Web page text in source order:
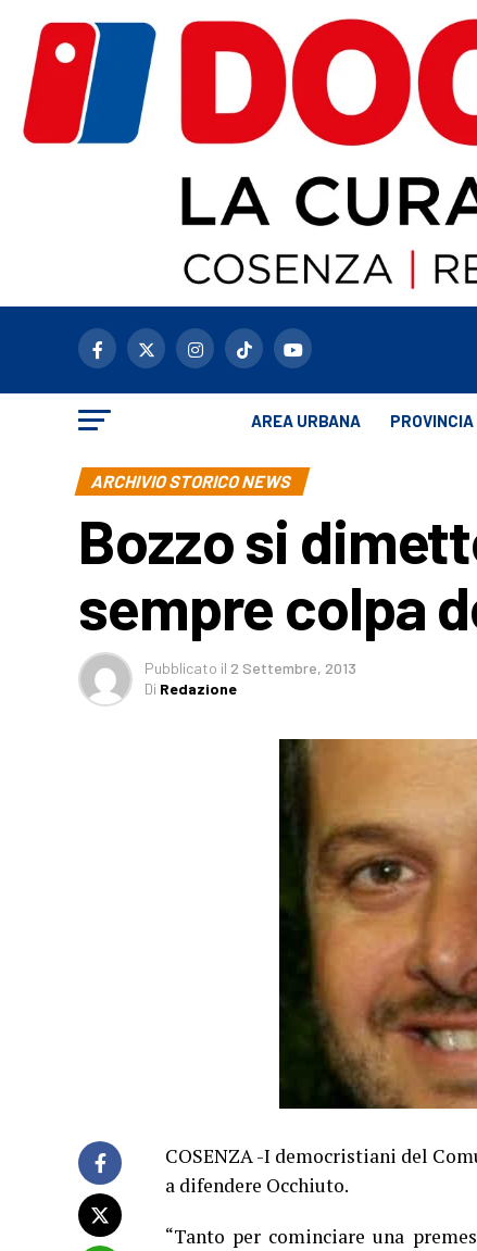
AREA URBANA PROVINCIA
ARCHIVIO STORICO NEWS
Bozzo si
sempre colpa
Pubblicato il 2 Settembre, 2013
Di Redazione
COSENZA -I democristiani del
a difendere Occhiuto.
“Tanto per cominciare una